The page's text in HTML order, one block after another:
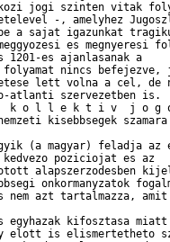
jogi szinten vitak
-, amelyhez
a sajat igazunkat
es megnyeresi
1201-es ajanlasanak a
folyamat nincs
lett volna a cel, de
atlanti szervezetben
a  k o l l e k t i v  j o g
kisebbsegek szamara
(a magyar) feladja az
poziciojat es az
alapszerzodesben
onkormanyzatok
nem azt tartalmazza,
elott is elismertetheto